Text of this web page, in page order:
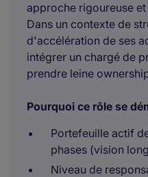
approche rigoureuse
Dans un contexte de
d'accélération de ses
intégrer un chargé de
prendre leine
Pourquoi ce rôle se
Portefeuille actif
phases (vision
Niveau de